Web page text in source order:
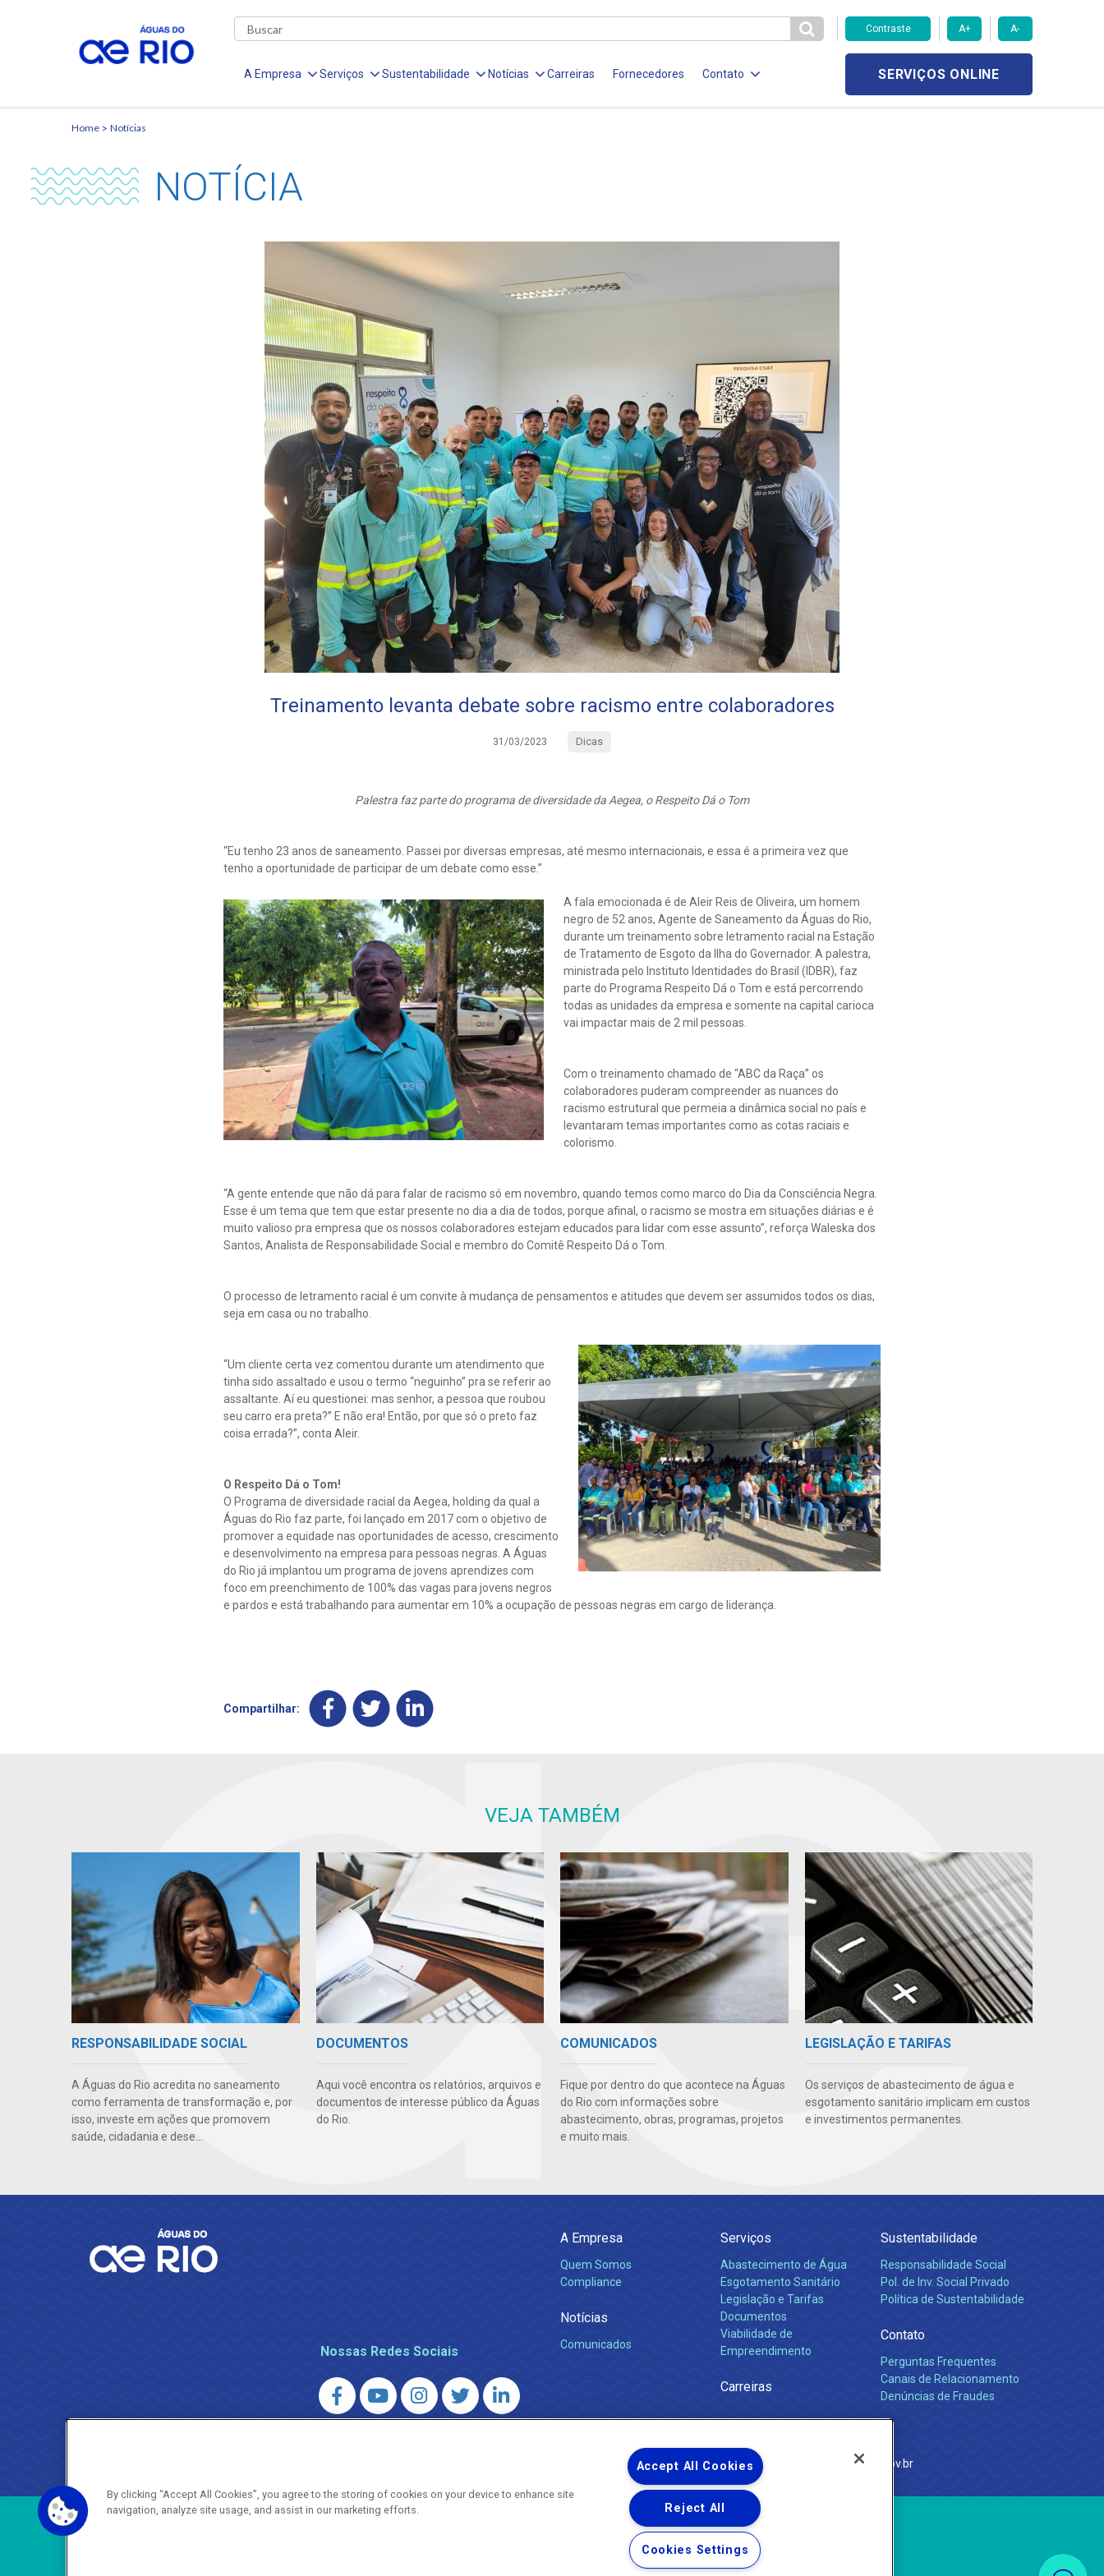
Contraste A+ A-
A Empresa Serviços Sustentabilidade Notícias Carreiras Fornecedores Contato SERVIÇOS ONLINE
Home Notícias
NOTÍCIA
Treinamento levanta debate sobre racismo entre colaboradores
31/03/2023 Dicas
Palestra faz parte do programa de diversidade da Aegea, o Respeito Dá o Tom
“Eu tenho 23 anos de saneamento. Passei por diversas empresas, até mesmo internacionais, e essa é a primeira vez que
tenho a oportunidade de participar de um debate como esse.”
A fala emocionada é de Aleir Reis de Oliveira, um homem
negro de 52 anos, Agente de Saneamento da Águas do Rio,
durante um treinamento sobre letramento racial na Estação
de Tratamento de Esgoto da Ilha do Governador. A palestra,
ministrada pelo Instituto Identidades do Brasil (IDBR), faz
parte do Programa Respeito Dá o Tom e está percorrendo
todas as unidades da empresa e somente na capital carioca
vai impactar mais de 2 mil pessoas.
Com o treinamento chamado de “ABC da Raça” os
colaboradores puderam compreender as nuances do
racismo estrutural que permeia a dinâmica social no país e
levantaram temas importantes como as cotas raciais e
colorismo.
“A gente entende que não dá para falar de racismo só em novembro, quando temos como marco do Dia da Consciência Negra.
Esse é um tema que tem que estar presente no dia a dia de todos, porque afinal, o racismo se mostra em situações diárias e é
muito valioso pra empresa que os nossos colaboradores estejam educados para lidar com esse assunto”, reforça Waleska dos
Santos, Analista de Responsabilidade Social e membro do Comitê Respeito Dá o Tom.
O processo de letramento racial é um convite à mudança de pensamentos e atitudes que devem ser assumidos todos os dias,
seja em casa ou no trabalho.
“Um cliente certa vez comentou durante um atendimento que
tinha sido assaltado e usou o termo “neguinho” pra se referir ao
assaltante. Aí eu questionei: mas senhor, a pessoa que roubou
seu carro era preta?” E não era! Então, por que só o preto faz
coisa errada?”, conta Aleir.
O Respeito Dá o Tom!
O Programa de diversidade racial da Aegea, holding da qual a
Águas do Rio faz parte, foi lançado em 2017 com o objetivo de
promover a equidade nas oportunidades de acesso, crescimento
e desenvolvimento na empresa para pessoas negras. A Águas
do Rio já implantou um programa de jovens aprendizes com
foco em preenchimento de 100% das vagas para jovens negros
e pardos e está trabalhando para aumentar em 10% a ocupação de pessoas negras em cargo de liderança.
Compartilhar:
VEJA TAMBÉM
RESPONSABILIDADE SOCIAL
A Águas do Rio acredita no saneamento
como ferramenta de transformação e, por
isso, investe em ações que promovem
saúde, cidadania e dese...
DOCUMENTOS
Aqui você encontra os relatórios, arquivos e
documentos de interesse público da Águas
do Rio.
COMUNICADOS
Fique por dentro do que acontece na Águas
do Rio com informações sobre
abastecimento, obras, programas, projetos
e muito mais.
LEGISLAÇÃO E TARIFAS
Os serviços de abastecimento de água e
esgotamento sanitário implicam em custos
e investimentos permanentes.
Nossas Redes Sociais
A Empresa
Quem Somos
Compliance
Notícias
Comunicados
Serviços
Abastecimento de Água
Esgotamento Sanitário
Legislação e Tarifas
Documentos
Viabilidade de
Empreendimento
Carreiras
Sustentabilidade
Responsabilidade Social
Pol. de Inv. Social Privado
Política de Sustentabilidade
Contato
Perguntas Frequentes
Canais de Relacionamento
Denúncias de Fraudes
AGENERSA – Agência Reguladora de Energia e Saneamento do Estado do Rio de Janeiro
ouvidoria.agenersa@gmail.com http://www.agenersa.rj.gov.br
Copyright ® 2026 - Todos os Direitos Reservados.
By clicking “Accept All Cookies”, you agree to the storing of cookies on your device to enhance site
navigation, analyze site usage, and assist in our marketing efforts.
Accept All Cookies
Reject All
Cookies Settings